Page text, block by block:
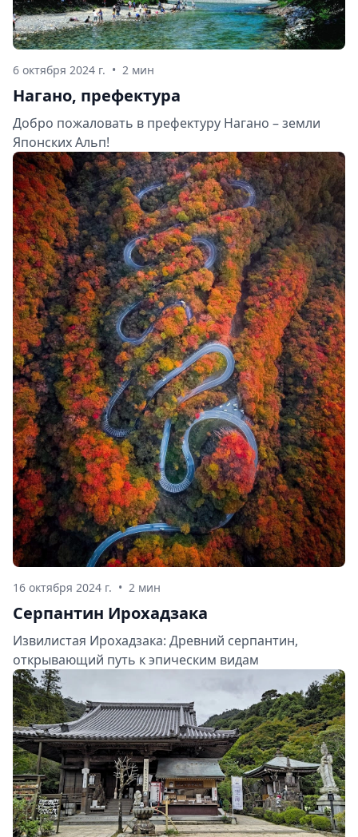
6 октября 2024 г. • 2 мин
Нагано, префектура
Добро пожаловать в префектуру Нагано – земли
Японских Альп!
16 октября 2024 г. • 2 мин
Серпантин Ирохадзака
Извилистая Ирохадзака: Древний серпантин,
открывающий путь к эпическим видам